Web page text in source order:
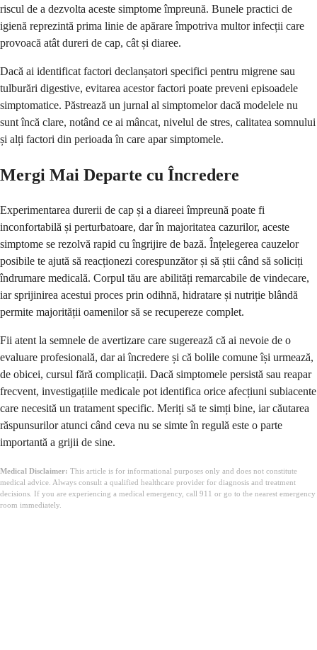
riscul de a dezvolta aceste simptome împreună. Bunele practici de
igienă reprezintă prima linie de apărare împotriva multor infecții care
provoacă atât dureri de cap, cât și diaree.
Dacă ai identificat factori declanșatori specifici pentru migrene sau
tulburări digestive, evitarea acestor factori poate preveni episoadele
simptomatice. Păstrează un jurnal al simptomelor dacă modelele nu
sunt încă clare, notând ce ai mâncat, nivelul de stres, calitatea somnului
și alți factori din perioada în care apar simptomele.
Mergi Mai Departe cu Încredere
Experimentarea durerii de cap și a diareei împreună poate fi
inconfortabilă și perturbatoare, dar în majoritatea cazurilor, aceste
simptome se rezolvă rapid cu îngrijire de bază. Înțelegerea cauzelor
posibile te ajută să reacționezi corespunzător și să știi când să soliciți
îndrumare medicală. Corpul tău are abilități remarcabile de vindecare,
iar sprijinirea acestui proces prin odihnă, hidratare și nutriție blândă
permite majorității oamenilor să se recupereze complet.
Fii atent la semnele de avertizare care sugerează că ai nevoie de o
evaluare profesională, dar ai încredere și că bolile comune își urmează,
de obicei, cursul fără complicații. Dacă simptomele persistă sau reapar
frecvent, investigațiile medicale pot identifica orice afecțiuni subiacente
care necesită un tratament specific. Meriți să te simți bine, iar căutarea
răspunsurilor atunci când ceva nu se simte în regulă este o parte
importantă a grijii de sine.
Medical Disclaimer: This article is for informational purposes only and does not constitute
medical advice. Always consult a qualified healthcare provider for diagnosis and treatment
decisions. If you are experiencing a medical emergency, call 911 or go to the nearest emergency
room immediately.